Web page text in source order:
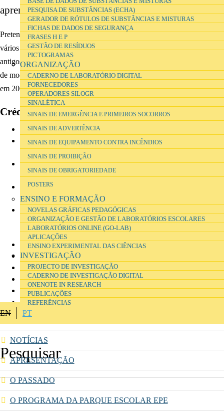
PESQUISA DE SUBSTÂNCIAS (ECHA)
GERADOR DE RÓTULOS DE SUBSTÂNCIAS E MISTURAS
FICHAS DE DADOS DE SEGURANÇA
FRASES H E P
GESTÃO DE RESÍDUOS
PICTOGRAMAS
ORGANIZAÇÃO
CADERNO DE LABORATÓRIO DIGITAL
FORNECEDORES
OPERADORES SILOGR
SINALÉTICA
SINAIS DE EMERGÊNCIA E PRIMEIROS SOCORROS
SINAIS DE ADVERTÊNCIA
SINAIS DE EQUIPAMENTO CONTRA INCÊNDIOS
SINAIS DE PROIBIÇÃO
SINAIS DE OBRIGATORIEDADE
POSTERS
ENSINO E FORMAÇÃO
NOVELAS GRÁFICAS PEDAGÓGICAS
ORGANIZAÇÃO E GESTÃO DE LABORATÓRIOS ESCOLARES
LABORATÓRIOS ONLINE (GO-LAB)
APLICAÇÕES
ENSINO EXPERIMENTAL DAS CIÊNCIAS
INVESTIGAÇÃO
PROJECTO DE INVESTIGAÇÃO
CADERNO DE INVESTIGAÇÃO DIGITAL
ONENOTE IN RESEARCH
PUBLICAÇÕES
REFERÊNCIAS
EN PT
aprendizagem das ciências.
Pretende ser útil a todos os interessados em educação em Ciências, em
vários níveis de escolaridade e em todo o tipo de laboratórios escolares,
antigos ou novos, tendo sido criado inicialmente no âmbito do projecto
de modernização do parque escolar das escolas secundárias iniciado
em 2007 em Portugal.
Créditos e agradecimentos
Tiago Santos - Webdesign e programação;
Luís Barbeiro - Desenvolvimento dos conceitos de cadernos de
investigação digitais e novelas gráficas pedagógicas;
Margarida Gaspar - Desenvolvimento de novelas gráficas
pedagógicas;
Susana Vicente - Desenvolvimento de novelas gráficas
pedagógicas;
Cecília Silva - Desenvolvimento de rótulos, inventários, stocks
de substâncias e ensaio de soluções de organização e gestão de
laboratórios;
Cristina Azeredo - Desenvolvimento de rótulos;
Nuno Pacheco - Programação do gerador de rótulos;
André Pereira - Modelação 3D e ilustrações;
Beu beu studio - Ilustrações e logótipo;
Pedro Carvalho - Modelação 3D;
Marília Asêncio - Desenvolvimento de um modelo de
organização e gestão de laboratórios.
NOTÍCIAS
APRESENTAÇÃO
O PASSADO
O PROGRAMA DA PARQUE ESCOLAR EPE